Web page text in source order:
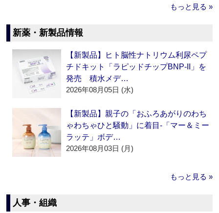
もっと見る »
新薬・新製品情報
【新製品】ヒト脳性ナトリウム利尿ペプ
チドキット「ラピッドチップBNP-II」を
発売 積水メデ…
2026年08月05日 (水)
【新製品】親子の「おふろあがりのわち
ゃわちゃひと騒動」に着目‐「マー＆ミー
ラッテ」ボデ…
2026年08月03日 (月)
もっと見る »
人事・組織